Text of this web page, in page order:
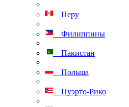
Перу
Филиппины
Пакистан
Польша
Пуэрто-Рико